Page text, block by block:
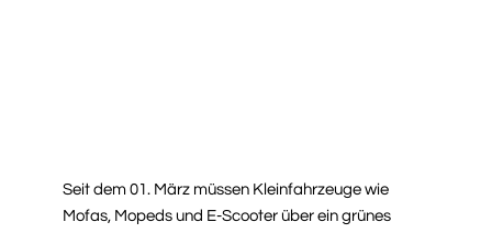
Seit dem 01. März müssen Kleinfahrzeuge wie
Mofas, Mopeds und E-Scooter über ein grünes